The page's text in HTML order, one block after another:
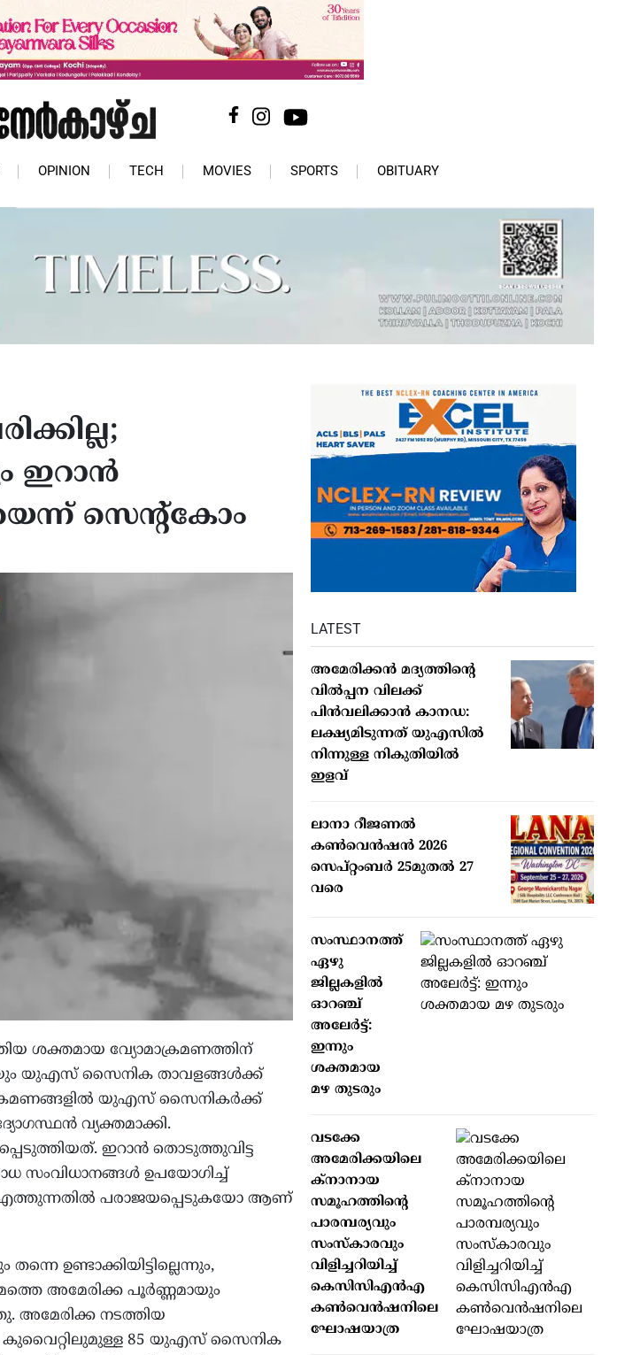
OPINION TECH MOVIES SPORTS OBITUARY
ഇറാൻ
സെന്റ്കോം
ശക്തമായ വ്യോമാക്രമണത്തിന്
യുഎസ് സൈനിക താവളങ്ങൾക്ക്
യുഎസ് സൈനികർക്ക്
വ്യക്തമാക്കി.
ഇറാൻ തൊടുത്തുവിട്ട
സംവിധാനങ്ങൾ ഉപയോഗിച്ച്
എത്തുന്നതിൽ പരാജയപ്പെടുകയോ ആണ്
ഉണ്ടാക്കിയിട്ടില്ലെന്നും,
അമേരിക്ക പൂർണ്ണമായും
അമേരിക്ക നടത്തിയ
കുവൈറ്റിലുമുള്ള 85 യുഎസ് സൈനിക
LATEST
അമേരിക്കന്‍ മദ്യത്തിന്റെ
വില്‍പ്പന വിലക്ക്
പിന്‍വലിക്കാന്‍ കാനഡ:
ലക്ഷ്യമിടുന്നത് യുഎസില്‍
നിന്നുള്ള നികുതിയില്‍
ഇളവ്
ലാനാ റീജണല്‍
കണ്‍വെന്‍ഷന്‍ 2026
സെപ്റ്റംബര്‍ 25മുതല്‍ 27
വരെ
സംസ്ഥാനത്ത്
ഏഴു
ജില്ലകളില്‍
ഓറഞ്ച്
അലേര്‍ട്ട്:
ഇന്നും
ശക്തമായ
മഴ തുടരും
വടക്കേ
അമേരിക്കയിലെ
ക്‌നാനായ
സമൂഹത്തിന്റെ
പാരമ്പര്യവും
സംസ്‌കാരവും
വിളിച്ചറിയിച്ച്
കെസിസിഎന്‍എ
കണ്‍വെന്‍ഷനിലെ
ഘോഷയാത്ര